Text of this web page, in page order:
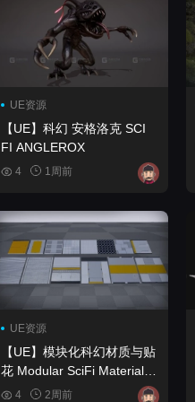
UE资源
【UE】科幻 安格洛克 SCI
FI ANGLEROX
4 1周前
UE资源
【UE】模块化科幻材质与贴
花 Modular SciFi Materials
& Decals
4 2周前